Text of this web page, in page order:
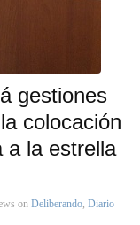
gestiones
colocación
a la estrella
on Deliberando, Diario